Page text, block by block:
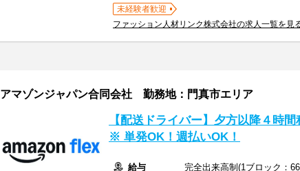
未経験者歓迎
ファッション人材リンク株式会社の求人一覧を見
アマゾンジャパン合同会社 勤務地：門真市エリア
【配送ドライバー】夕方以降４時
※ 単発OK！週払いOK！
給与 完全出来高制(1ブロック：